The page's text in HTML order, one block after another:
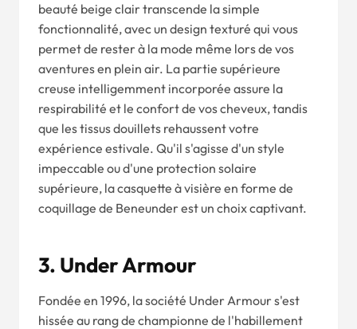
beauté beige clair transcende la simple
fonctionnalité, avec un design texturé qui vous
permet de rester à la mode même lors de vos
aventures en plein air. La partie supérieure
creuse intelligemment incorporée assure la
respirabilité et le confort de vos cheveux, tandis
que les tissus douillets rehaussent votre
expérience estivale. Qu'il s'agisse d'un style
impeccable ou d'une protection solaire
supérieure, la casquette à visière en forme de
coquillage de Beneunder est un choix captivant.
3. Under Armour
Fondée en 1996, la société Under Armour s'est
hissée au rang de championne de l'habillement